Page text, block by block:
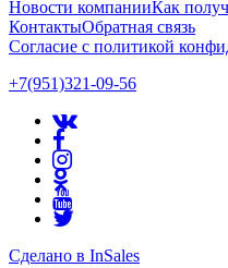
Новости компанииКак
КонтактыОбратная связь
Согласие с политикой
+7(951)321-09-56
Сделано в InSales